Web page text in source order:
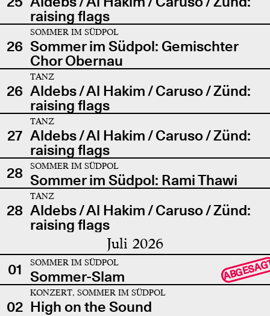
raising flags
26
SOMMER IM SÜDPOL
Sommer im Südpol: Gemischter
Chor Obernau
26
TANZ
Aldebs / Al Hakim / Caruso / Zünd:
raising flags
27
TANZ
Aldebs / Al Hakim / Caruso / Zünd:
raising flags
28
SOMMER IM SÜDPOL
Sommer im Südpol: Rami Thawi
28
TANZ
Aldebs / Al Hakim / Caruso / Zünd:
raising flags
Juli 2026
01 SOMMER IM SÜDPOL
Sommer-Slam
02
KONZERT, SOMMER IM SÜDPOL
High on the Sound